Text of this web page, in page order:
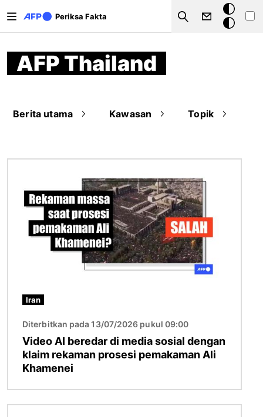
Periksa Fakta
Search
Mode
gelap
AFP Thailand
Berita utama Kawasan Topik
Iran
Diterbitkan pada 13/07/2026 pukul 09:00
Video AI beredar di media sosial dengan
klaim rekaman prosesi pemakaman Ali
Khamenei